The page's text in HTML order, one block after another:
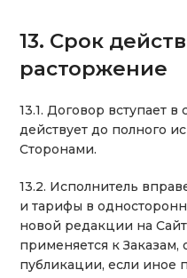
13. Срок
расторжение
13.1. Договор вступает
действует до полного
Сторонами.
13.2. Исполнитель
и тарифы в
новой редакции на
применяется к
публикации, если иное